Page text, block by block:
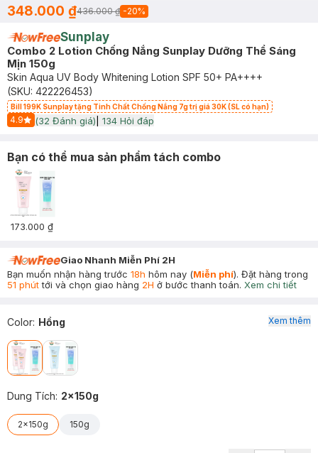
348.000 ₫436.000 ₫ -20%
Sunplay
Combo 2 Lotion Chống Nắng Sunplay Dưỡng Thể Sáng
Mịn 150g
Skin Aqua UV Body Whitening Lotion SPF 50+ PA++++
(SKU: 422226453)
Bill 199K Sunplay tặng Tinh Chất Chống Nắng 7g trị giá 30K (SL có hạn)
4.9
Start Icon
(32 Đánh giá) 134 Hỏi đáp
Bạn có thể mua sản phẩm tách combo
173.000 ₫
Giao Nhanh Miễn Phí 2H
Bạn muốn nhận hàng trước 18h hôm nay (Miễn phí). Đặt hàng trong
51 phúttới và chọn giao hàng 2H ở bước thanh toán. Xem chi tiết
Color: Hồng
Dung Tích: 2x150g
2x150g 150g
Xem thêm